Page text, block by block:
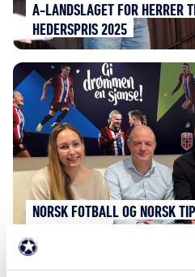
A-LANDSLAGET FOR HERRER
HEDERSPRIS 2025
NORSK FOTBALL OG NORSK